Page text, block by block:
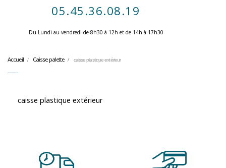
05.45.36.08.19
Du Lundi au vendredi de 8h30 à 12h et de 14h à 17h30 ​
Accueil Caisse palette caisse plastique extérieur
caisse plastique extérieur